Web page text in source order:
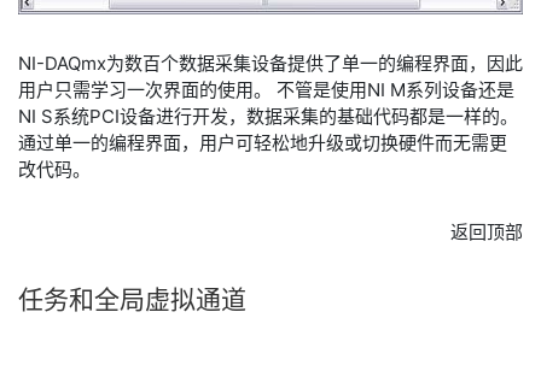
NI-DAQmx为数百个数据采集设备提供了单一的编程界面，因此
用户只需学习一次界面的使用。 不管是使用NI M系列设备还是
NI S系统PCI设备进行开发，数据采集的基础代码都是一样的。
通过单一的编程界面，用户可轻松地升级或切换硬件而无需更
改代码。
返回顶部
任务和全局虚拟通道